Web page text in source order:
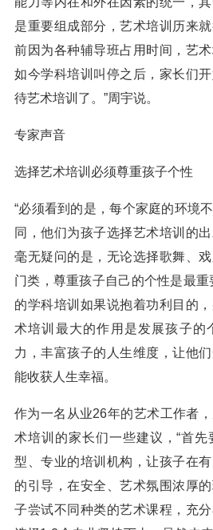
是重要组成部分，艺术培训历来
前因为各种辅导班占用时间，艺
如今学科培训叫停之后，家长们
待艺术培训了。”周宇说。
专家声音
选择艺术培训必须尊重孩子个性
“必须看到的是，每个家庭的环境
同，他们为孩子选择艺术培训的
毫无疑问的是，无论选择歌舞、
门类，尊重孩子自己的个性是最重
的学科培训如果说抱着功利目的
术培训最大的作用是发展孩子的
力，丰富孩子的人生维度，让他
能收获人生幸福。
作为一名从业26年的艺术工作者
术培训的家长们一些建议，“首
型、专业的培训机构，让孩子在
的引导，在安全、艺术氛围浓厚
子尝试不同种类的艺术课程，充